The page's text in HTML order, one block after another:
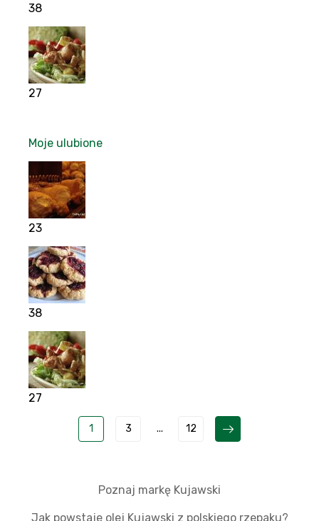
38
27
Moje ulubione
23
38
27
1 3 ... 12
Poznaj markę Kujawski
Jak powstaje olej Kujawski z polskiego rzepaku?